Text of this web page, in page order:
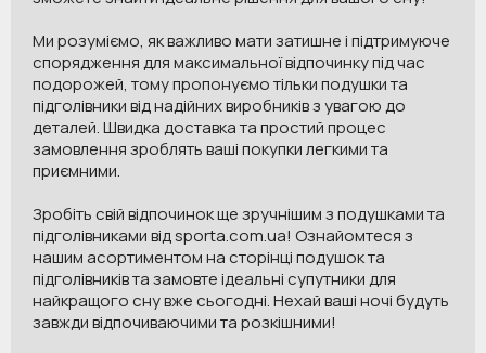
Ми розуміємо, як важливо мати затишне і підтримуюче
спорядження для максимальної відпочинку під час
подорожей, тому пропонуємо тільки подушки та
підголівники від надійних виробників з увагою до
деталей. Швидка доставка та простий процес
замовлення зроблять ваші покупки легкими та
приємними.
Зробіть свій відпочинок ще зручнішим з подушками та
підголівниками від sporta.com.ua! Ознайомтеся з
нашим асортиментом на сторінці подушок та
підголівників та замовте ідеальні супутники для
найкращого сну вже сьогодні. Нехай ваші ночі будуть
завжди відпочиваючими та розкішними!